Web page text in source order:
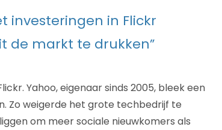
investeringen in Flickr
de markt te drukken”
Yahoo, eigenaar sinds 2005, bleek een
Zo weigerde het grote techbedrijf te
om meer sociale nieuwkomers als